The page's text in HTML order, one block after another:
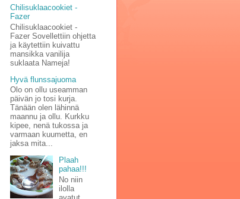
Chilisuklaacookiet -
Fazer
Chilisuklaacookiet -
Fazer Sovellettiin ohjetta
ja käytettiin kuivattu
mansikka vanilija
suklaata Nameja!
Hyvä flunssajuoma
Olo on ollu useamman
päivän jo tosi kurja.
Tänään olen lähinnä
maannu ja ollu. Kurkku
kipee, nenä tukossa ja
varmaan kuumetta, en
jaksa mita...
Plaah
pahaa!!!
No niin
ilolla